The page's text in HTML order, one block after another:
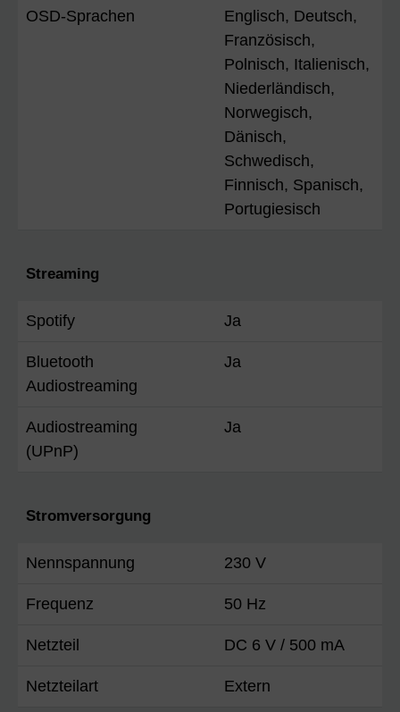
OSD-Sprachen
Englisch, Deutsch,
Französisch,
Polnisch, Italienisch,
Niederländisch,
Norwegisch,
Dänisch,
Schwedisch,
Finnisch, Spanisch,
Portugiesisch
Streaming
Spotify Ja
Bluetooth
Audiostreaming
Ja
Audiostreaming
(UPnP)
Ja
Stromversorgung
Nennspannung 230 V
Frequenz 50 Hz
Netzteil DC 6 V / 500 mA
Netzteilart Extern